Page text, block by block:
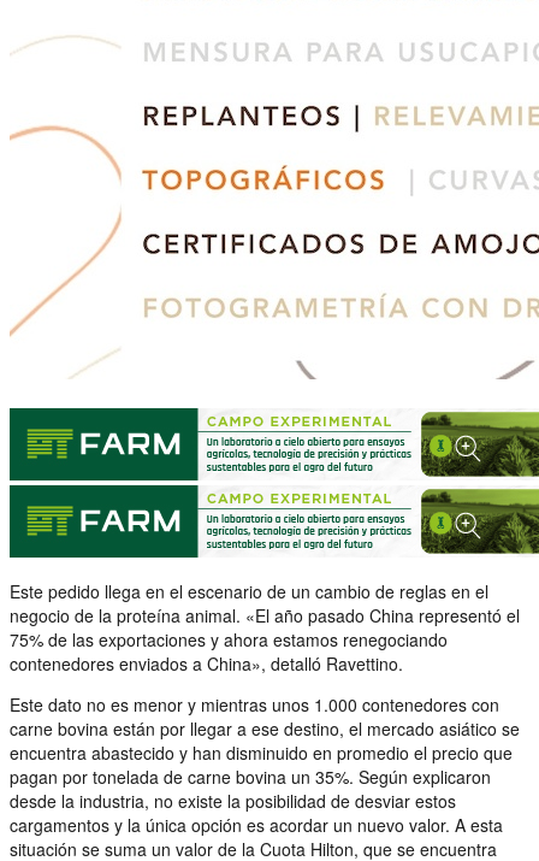
Este pedido llega en el escenario de un cambio de reglas en el
negocio de la proteína animal. «El año pasado China representó el
75% de las exportaciones y ahora estamos renegociando
contenedores enviados a China», detalló Ravettino.
Este dato no es menor y mientras unos 1.000 contenedores con
carne bovina están por llegar a ese destino, el mercado asiático se
encuentra abastecido y han disminuido en promedio el precio que
pagan por tonelada de carne bovina un 35%. Según explicaron
desde la industria, no existe la posibilidad de desviar estos
cargamentos y la única opción es acordar un nuevo valor. A esta
situación se suma un valor de la Cuota Hilton, que se encuentra